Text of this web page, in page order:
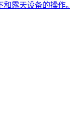
露天设备的操作。